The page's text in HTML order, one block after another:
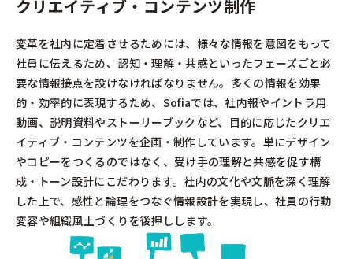
クリエイティブ・コンテンツ制作
変革を社内に定着させるためには、様々な情報を意図をもって
社員に伝えるため、認知・理解・共感といったフェーズごと必
要な情報接点を設けなければなりません。多くの情報を効果
的・効率的に表現するため、Sofiaでは、社内報やイントラ用
動画、説明資料やストーリーブックなど、目的に応じたクリエ
イティブ・コンテンツを企画・制作しています。単にデザイン
やコピーをつくるのではなく、受け手の理解と共感を促す構
成・トーン設計にこだわります。社内の文化や文脈を深く理解
した上で、感性と論理をつなぐ情報設計を実現し、社員の行動
変容や組織風土づくりを後押しします。